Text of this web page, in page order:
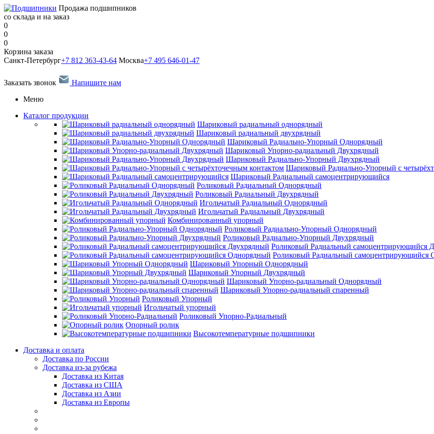
Продажа подшипников
со склада и на заказ
0
0
0
Корзина заказа
Санкт-Петербург+7 812 363-43-64 Москва+7 495 646-01-47
Заказать звонок
Напишите нам
Меню
Каталог продукции
Шариковый радиальный однорядный
Шариковый радиальный двухрядный
Шариковый Радиально-Упорный Однорядный
Шариковый Упорно-радиальный Двухрядный
Шариковый Радиально-Упорный Двухрядный
Шариковый Радиально-Упорный с
Шариковый Радиальный самоцентрирующийся
Роликовый Радиальный Однорядный
Роликовый Радиальный Двухрядный
Игольчатый Радиальный Однорядный
Игольчатый Радиальный Двухрядный
Комбинированный упорный
Роликовый Радиально-Упорный Однорядный
Роликовый Радиально-Упорный Двухрядный
Роликовый Радиальный самоцентрирующийся
Роликовый Радиальный самоцентрирующийся
Шариковый Упорный Однорядный
Шариковый Упорный Двухрядный
Шариковый Упорно-радиальный Однорядный
Шариковый Упорно-радиальный спаренный
Роликовый Упорный
Игольчатый упорный
Роликовый Упорно-Радиальный
Опорный ролик
Высокотемпературные подшипники
Доставка и оплата
Доставка по России
Доставка из-за рубежа
Доставка из Китая
Доставка из США
Доставка из Азии
Доставка из Европы